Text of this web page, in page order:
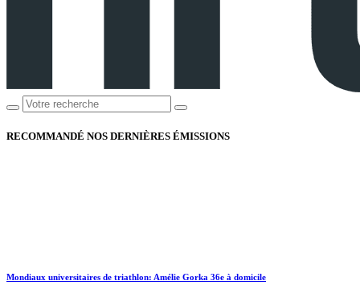
RECOMMANDÉ NOS DERNIÈRES ÉMISSIONS
Mondiaux universitaires de triathlon: Amélie Gorka 36e à domicile